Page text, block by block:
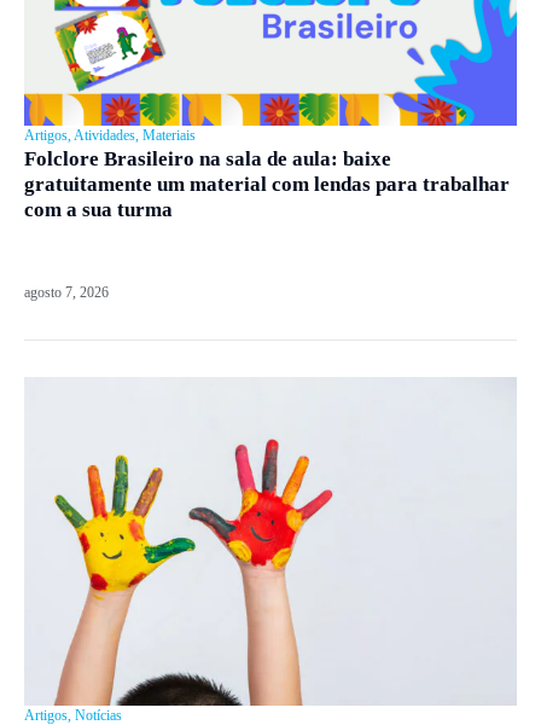
Artigos,Atividades, Materiais
Folclore Brasileiro na sala de aula: baixe
gratuitamente um material com lendas para trabalhar
com a sua turma
agosto 7, 2026
Artigos, Notícias